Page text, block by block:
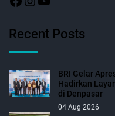
Recent Posts
BRI Gelar
Hadirkan
di Denpasar
04 Aug 2026